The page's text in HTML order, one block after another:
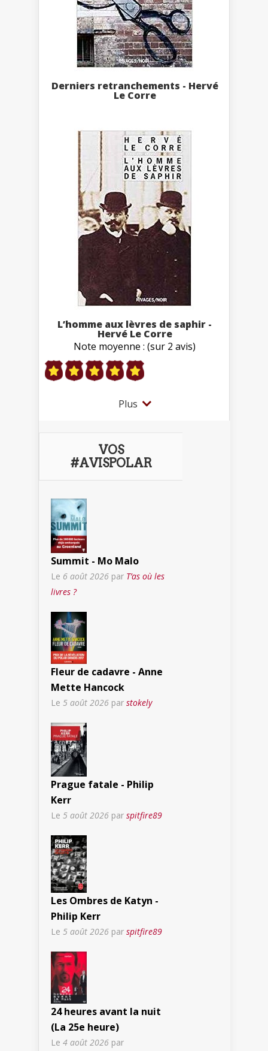
Derniers retranchements - Hervé
Le Corre
L’homme aux lèvres de saphir -
Hervé Le Corre
Note moyenne : (sur 2 avis)
Plus
VOS
#AVISPOLAR
Summit - Mo Malo
Le 6 août 2026 par T’as où les
livres ?
Fleur de cadavre - Anne
Mette Hancock
Le 5 août 2026 par stokely
Prague fatale - Philip
Kerr
Le 5 août 2026 par spitfire89
Les Ombres de Katyn -
Philip Kerr
Le 5 août 2026 par spitfire89
24 heures avant la nuit
(La 25e heure)
Le 4 août 2026 par